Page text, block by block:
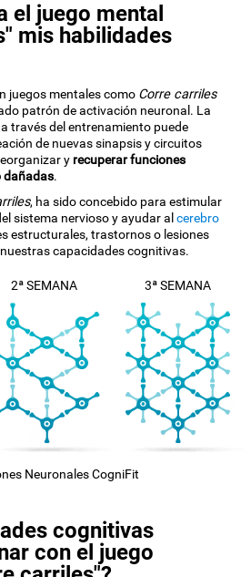
el juego mental
mis habilidades
juegos mentales como Corre carriles
patrón de activación neuronal. La
través del entrenamiento puede
de nuevas sinapsis y circuitos
y recuperar funciones
dañadas.
, ha sido concebido para estimular
sistema nervioso y ayudar alcerebro
estructurales, trastornos o lesiones
capacidades cognitivas.
2ª SEMANA 3ª SEMANA
Neuronales CogniFit
cognitivas
con el juego